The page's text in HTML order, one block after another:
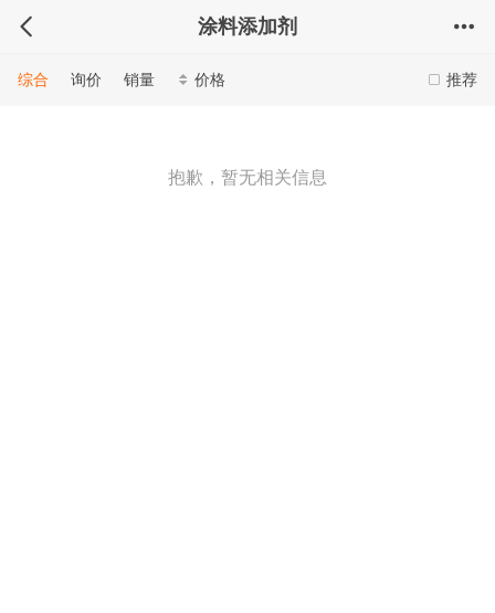
涂料添加剂
推荐
综合 询价 销量 价格
抱歉，暂无相关信息